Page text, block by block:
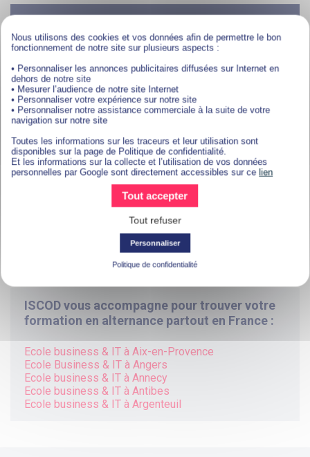
CANDIDATURE EN LIGNE
ISCOD vous accompagne pour trouver votre
formation en alternance partout en France :
Ecole business & IT à Aix-en-Provence
Ecole Business & IT à Angers
Ecole business & IT à Annecy
Ecole business & IT à Antibes
Ecole business & IT à Argenteuil
Nous utilisons des cookies et vos données afin de permettre le bon
fonctionnement de notre site sur plusieurs aspects :
• Personnaliser les annonces publicitaires diffusées sur Internet en
dehors de notre site
• Mesurer l’audience de notre site Internet
• Personnaliser votre expérience sur notre site
• Personnaliser notre assistance commerciale à la suite de votre
navigation sur notre site
Toutes les informations sur les traceurs et leur utilisation sont
disponibles sur la page de Politique de confidentialité.
Et les informations sur la collecte et l’utilisation de vos données
personnelles par Google sont directement accessibles sur ce lien
Tout accepter
Tout refuser
Personnaliser
Politique de confidentialité